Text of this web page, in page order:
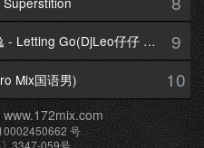
【172Mix独家】汪苏泷&吉克隽逸 - Letting Go(DjLeo仔仔 Electro Mix国语合唱) 9
Mix国语男) 10
号
3347-059号